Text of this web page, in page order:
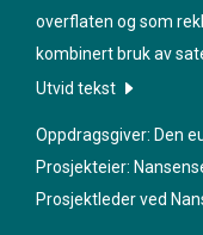
overflaten og som
kombinert bruk av
prosjektet « Synergy
strømmene, hva er
området og hvordan
og havet?
Utvid tekst
Oppdragsgiver: Den
Prosjekteier:
Prosjektleder ved